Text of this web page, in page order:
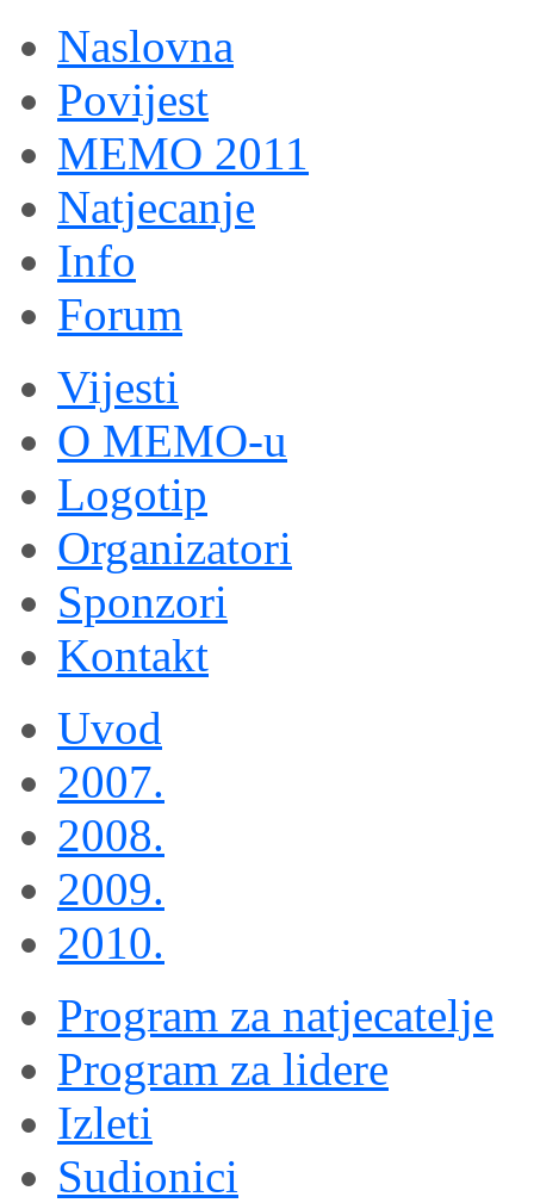
Naslovna
Povijest
MEMO 2011
Natjecanje
Info
Forum
Vijesti
O MEMO-u
Logotip
Organizatori
Sponzori
Kontakt
Uvod
2007.
2008.
2009.
2010.
Program za natjecatelje
Program za lidere
Izleti
Sudionici